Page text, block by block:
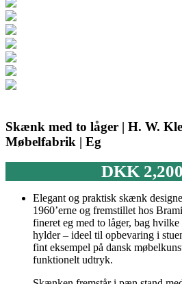
Skænk med to låger | H. W.
Møbelfabrik | Eg
DKK
Elegant og praktisk skænk
1960’erne og fremstillet hos
fineret eg med to låger, bag
hylder – ideel til opbevaring i
fint eksempel på dansk
funktionelt udtryk.